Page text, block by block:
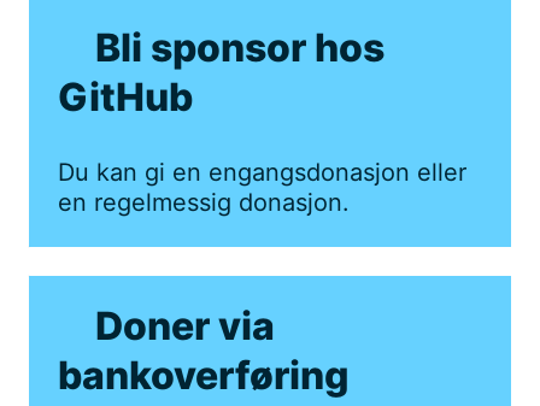
Bli sponsor hos
GitHub
Du kan gi en engangsdonasjon eller
en regelmessig donasjon.
Doner via
bankoverføring